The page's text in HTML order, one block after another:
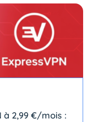
à 2,99 €/mois :